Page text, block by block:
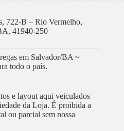
722-B – Rio Vermelho,
41940-250
em Salvador/BA ~
todo o país.
e layout aqui veiculados
da Loja. É proibida a
ou parcial sem nossa